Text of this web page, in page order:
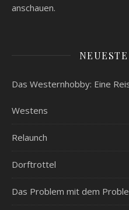
anschauen.
Das Westernhobby: Eine
Westens
Relaunch
Dorftrottel
Das Problem mit dem